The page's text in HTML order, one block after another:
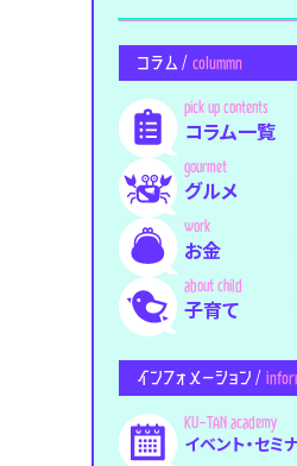
コラム / colummn
コラム一覧
グルメ
お金
子育て
インフォメーション /
イベント・セミ